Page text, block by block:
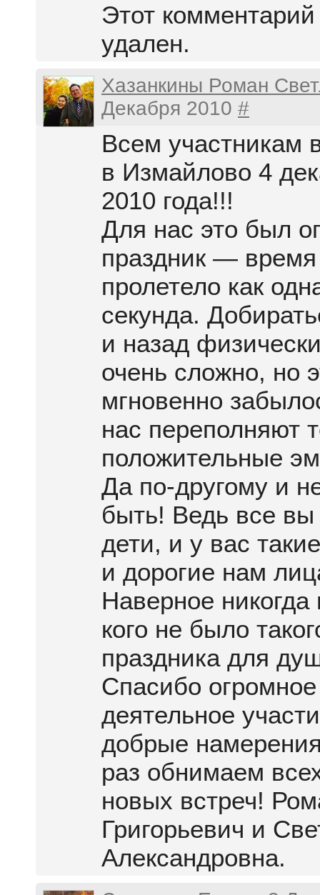
Этот
удален.
Хазанкины Роман
Декабря 2010 #
Всем участникам
в Измайлово 4
2010 года!!!
Для нас это был
праздник — время
пролетело как
секунда.
и назад
очень сложно, но
мгновенно
нас переполняют
положительные
Да по-другому и
быть! Ведь все
дети, и у вас
и дорогие нам
Наверное никогда
кого не было
праздника для
Спасибо
деятельное
добрые
раз обнимаем
новых встреч!
Григорьевич и
Александровна.